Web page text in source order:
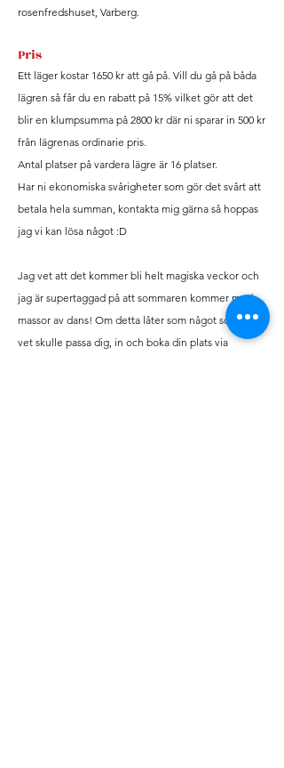
rosenfredshuset, Varberg.
Pris
Ett läger kostar 1650 kr att gå på. Vill du gå på båda
lägren så får du en rabatt på 15% vilket gör att det
blir en klumpsumma på 2800 kr där ni sparar in 500 kr
från lägrenas ordinarie pris.
Antal platser på vardera lägre är 16 platser.
Har ni ekonomiska svårigheter som gör det svårt att
betala hela summan, kontakta mig gärna så hoppas
jag vi kan lösa något :D
Jag vet att det kommer bli helt magiska veckor och
jag är supertaggad på att sommaren kommer med
massor av dans! Om detta låter som något som du
vet skulle passa dig, in och boka din plats via